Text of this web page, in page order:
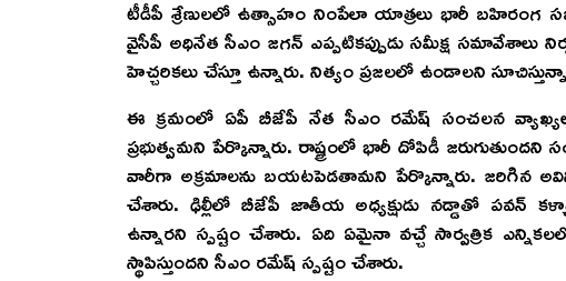
టీడీపీ శ్రేణులలో ఉత్సాహం నింపేలా యాత్రలు భారీ బహిరంగ
వైసీపీ అధినేత సీఎం జగన్ ఎప్పటికప్పుడు సమీక్ష సమావేశాలు
హెచ్చరికలు చేస్తూ ఉన్నారు. నిత్యం ప్రజలలో ఉండాలని
ఈ క్రమంలో ఏపీ బీజేపీ నేత సీఎం రమేష్ సంచలన
ప్రభుత్వమని పేర్కొన్నారు. రాష్ట్రంలో భారీ దోపిడీ
వారీగా అక్రమాలను బయటపెడతామని పేర్కొన్నారు. జరిగిన
చేశారు. ఢిల్లీలో బీజేపీ జాతీయ అధ్యక్షుడు నడ్డాతో
ఉన్నారని స్పష్టం చేశారు. ఏది ఏమైనా వచ్చే సార్వత్రిక
స్థాపిస్తుందని సీఎం రమేష్ స్పష్టం చేశారు.